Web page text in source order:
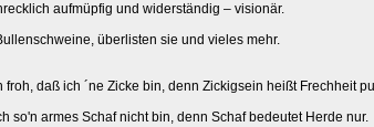
aufmüpfig und widerständig – visionär.
überlisten sie und vieles mehr.
froh, daß ich ´ne Zicke bin, denn Zickigsein heißt Frechheit
so'n armes Schaf nicht bin, denn Schaf bedeutet Herde nur.